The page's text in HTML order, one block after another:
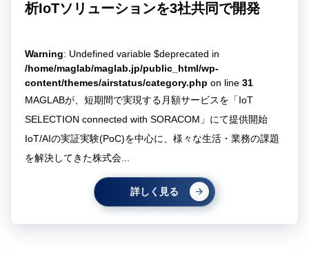
析IoTソリューションを3社共同で開発
Warning: Undefined variable $deprecated in
/home/maglab/maglab.jp/public_html/wp-
content/themes/airstatus/category.php on line 31
MAGLABが、短期間で実現する月額サービスを「IoT
SELECTION connected with SORACOM」にて提供開始
IoT/AIの実証実験(PoC)を中心に、様々な生活・業務の課題
を解決してきた株式会...
詳しく見る